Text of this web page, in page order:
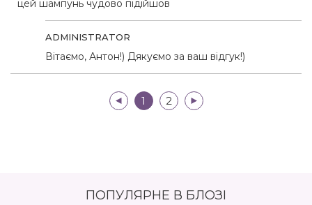
цей шампунь чудово підійшов
ADMINISTRATOR
Вітаємо, Антон!) Дякуємо за ваш відгук!)
|< 1 2 >|
ПОПУЛЯРНЕ В БЛОЗІ